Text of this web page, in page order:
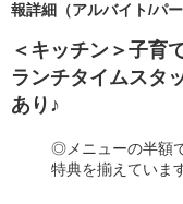
報詳細（アルバイト/パ
＜キッチン＞子育
ランチタイムスタ
あり♪
◎メニューの半額
特典を揃えていま